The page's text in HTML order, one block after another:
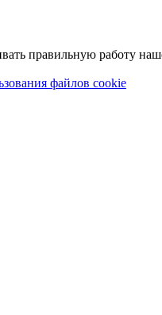
правильную работу
файлов cookie